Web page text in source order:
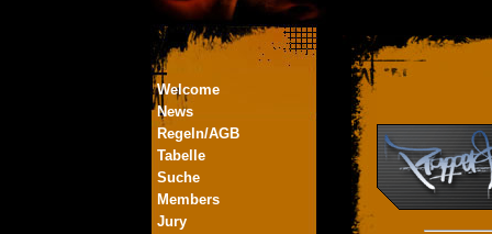
Welcome
News
Regeln/AGB
Tabelle
Suche
Members
Jury